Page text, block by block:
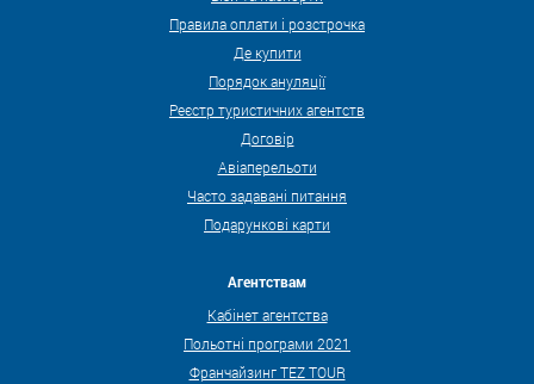
Правила оплати і розстрочка
Де купити
Порядок ануляції
Реєстр туристичних агентств
Договір
Авіаперельоти
Часто задавані питання
Подарункові карти
Агентствам
Кабінет агентства
Польотні програми 2021
Франчайзинг TEZ TOUR